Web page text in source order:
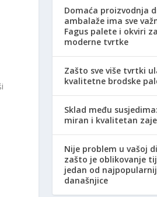
Domaća proizvodnja
ambalaže ima sve
Fagus palete i okviri
moderne tvrtke
Zašto sve više tvrtki
kvalitetne brodske
Sklad među
miran i kvalitetan
Nije problem u vašoj
zašto je oblikovanje
jedan od
današnjice